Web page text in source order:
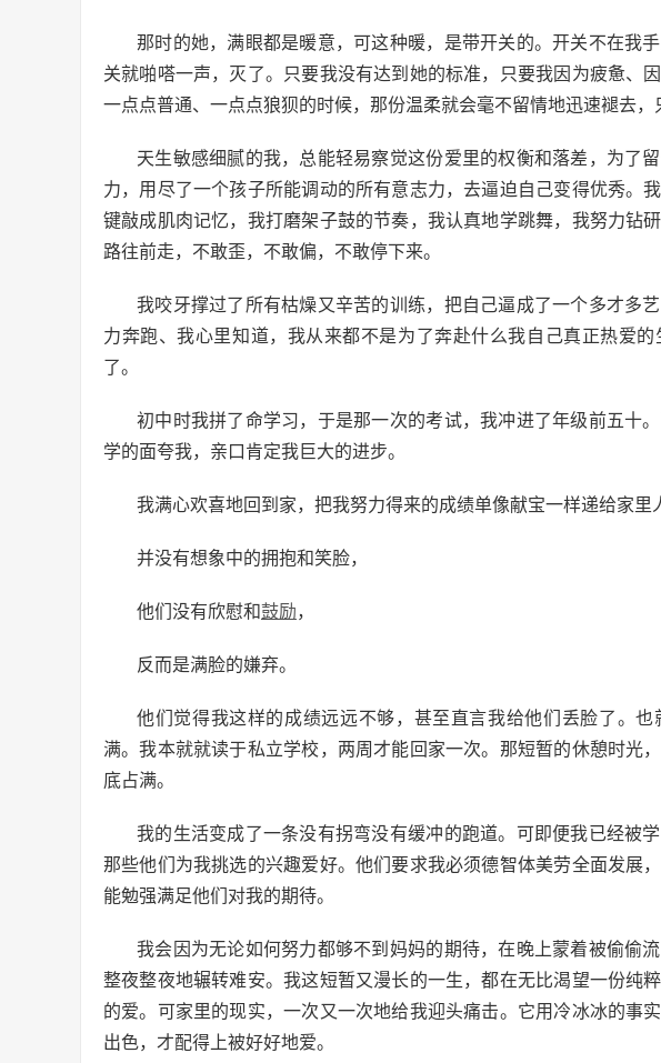
那时的她，满眼都是暖意，可这种暖，是带开关的。开关不在我
关就啪嗒一声，灭了。只要我没有达到她的标准，只要我因为疲惫、
一点点普通、一点点狼狈的时候，那份温柔就会毫不留情地迅速褪去，
天生敏感细腻的我，总能轻易察觉这份爱里的权衡和落差，为了
力，用尽了一个孩子所能调动的所有意志力，去逼迫自己变得优秀。
键敲成肌肉记忆，我打磨架子鼓的节奏，我认真地学跳舞，我努力钻
路往前走，不敢歪，不敢偏，不敢停下来。
我咬牙撑过了所有枯燥又辛苦的训练，把自己逼成了一个多才多
力奔跑、我心里知道，我从来都不是为了奔赴什么我自己真正热爱
了。
初中时我拼了命学习，于是那一次的考试，我冲进了年级前五十
学的面夸我，亲口肯定我巨大的进步。
我满心欢喜地回到家，把我努力得来的成绩单像献宝一样递给家里
并没有想象中的拥抱和笑脸，
他们没有欣慰和鼓励，
反而是满脸的嫌弃。
他们觉得我这样的成绩远远不够，甚至直言我给他们丢脸了。
满。我本就就读于私立学校，两周才能回家一次。那短暂的休憩时光
底占满。
我的生活变成了一条没有拐弯没有缓冲的跑道。可即便我已经被
那些他们为我挑选的兴趣爱好。他们要求我必须德智体美劳全面发展
能勉强满足他们对我的期待。
我会因为无论如何努力都够不到妈妈的期待，在晚上蒙着被偷偷
整夜整夜地辗转难安。我这短暂又漫长的一生，都在无比渴望一份纯
的爱。可家里的现实，一次又一次地给我迎头痛击。它用冷冰冰的事
出色，才配得上被好好地爱。